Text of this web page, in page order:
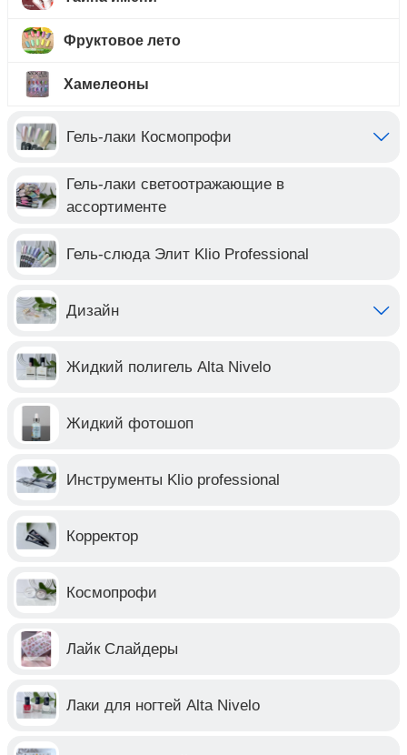
Фруктовое лето
Хамелеоны
Гель-лаки Космопрофи
Гель-лаки светоотражающие в
ассортименте
Гель-слюда Элит Klio Professional
Дизайн
Жидкий полигель Alta Nivelo
Жидкий фотошоп
Инструменты Klio professional
Корректор
Космопрофи
Лайк Слайдеры
Лаки для ногтей Alta Nivelo